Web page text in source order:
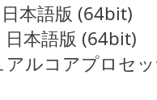
本語版 (64bit)
語版 (64bit)
アルコアプロセ